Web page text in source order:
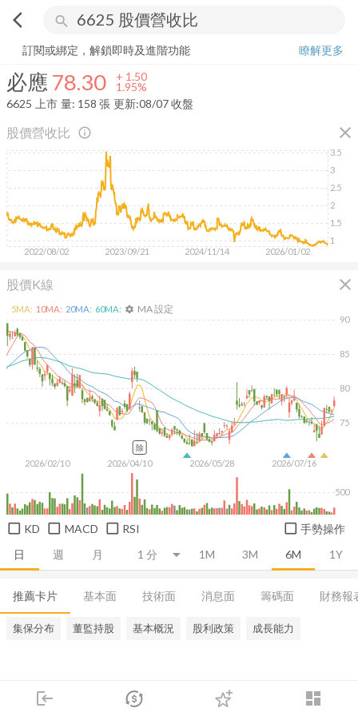
arrow_back_ios search
login dashboard
市場 登入
必應 78.30+ 1.95%
訂閱或綁定，解鎖即時及進階功能
瞭解更多
必應 78.30 + 1.50
1.95%
6625
上市 量: 158 張 更新:08/07 收盤
股價營收比 close
info_outline
2022/08/02 2023/09/21 2024/11/14 2026/01/02
1
1.5
2
2.5
3
3.5
股價K線 close
日 週 月 1M 3M 6M 1Y
2026/02/10 2026/04/10 2026/05/28 2026/07/16
75
80
85
90
500
5MA: 10MA: 20MA: 60MA: settings MA 設定
除
KD MACD RSI 手勢操作
推薦卡片 基本面 技術面 消息面 籌碼面 財務報
集保分布 董監持股 基本概況 股利政策 成長能力